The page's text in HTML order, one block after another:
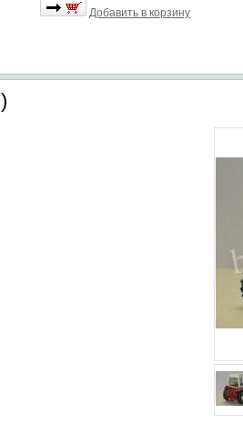
Добавить в корзину